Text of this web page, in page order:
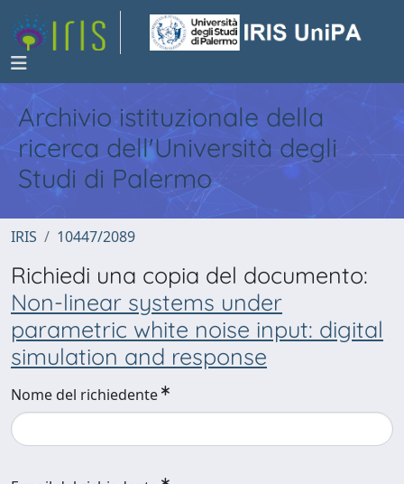
Archivio istituzionale della
ricerca dell'Università degli
Studi di Palermo
IRIS 10447/2089
Richiedi una copia del documento:
Non-linear systems under
parametric white noise input: digital
simulation and response
Nome del richiedente